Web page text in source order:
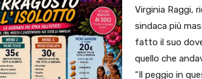
Virginia Raggi,
sindaca più
fatto il suo
quello che
“Il peggio in